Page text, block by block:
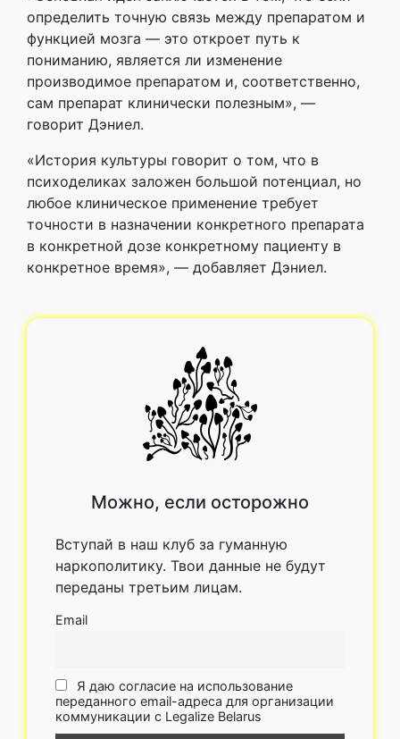
определить точную связь между препаратом и
функцией мозга — это откроет путь к
пониманию, является ли изменение
производимое препаратом и, соответственно,
сам препарат клинически полезным», —
говорит Дэниел.
«История культуры говорит о том, что в
психоделиках заложен большой потенциал, но
любое клиническое применение требует
точности в назначении конкретного препарата
в конкретной дозе конкретному пациенту в
конкретное время», — добавляет Дэниел.
Можно, если осторожно
Вступай в наш клуб за гуманную
наркополитику. Твои данные не будут
переданы третьим лицам.
Email
Я даю согласие на использование
переданного email-адреса для организации
коммуникации с Legalize Belarus